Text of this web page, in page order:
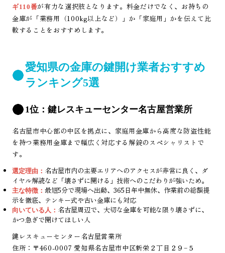
ギ110番が有力な選択肢となります。料金だけでなく、お持ちの
金庫が「業務用（100kg以上など）」か「家庭用」かを伝えて比
較することをおすすめします。
愛知県の金庫の鍵開け業者おすすめ
ランキング5選
1位：鍵レスキューセンター名古屋営業所
名古屋市中心部の中区を拠点に、家庭用金庫から高度な防盗性能
を持つ業務用金庫まで幅広く対応する解錠のスペシャリストで
す。
選定理由： 名古屋市内の主要エリアへのアクセスが非常に良く、ダ
イヤル解読など「壊さずに開ける」技術へのこだわりが強いため。
主な特徴： 最短5分で現場へ出動、365日年中無休、作業前の総額提
示を徹底、テンキー式や古い金庫にも対応
向いている人： 名古屋周辺で、大切な金庫を可能な限り壊さずに、
かつ急ぎで開けてほしい人
鍵レスキューセンター名古屋営業所
住所：〒460-0007 愛知県名古屋市中区新栄２丁目２９−５